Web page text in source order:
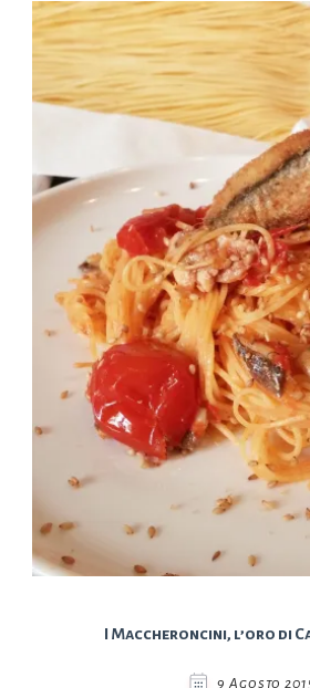
I Maccheroncini, l’oro di
9 Agosto